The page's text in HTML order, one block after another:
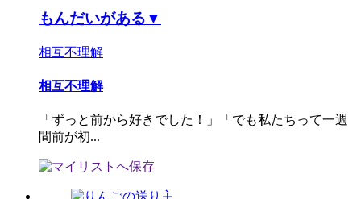
もんだいがある▼
相互不理解
相互不理解
「ずっと前から好きでした！」「でも私たちって一週
間前が初...